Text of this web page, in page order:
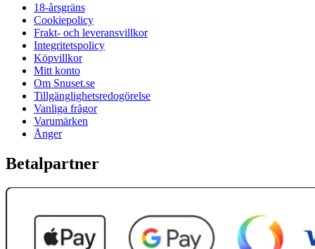
18-årsgräns
Cookiepolicy
Frakt- och leveransvillkor
Integritetspolicy
Köpvillkor
Mitt konto
Om Snuset.se
Tillgänglighetsredogörelse
Vanliga frågor
Varumärken
Ånger
Betalpartner